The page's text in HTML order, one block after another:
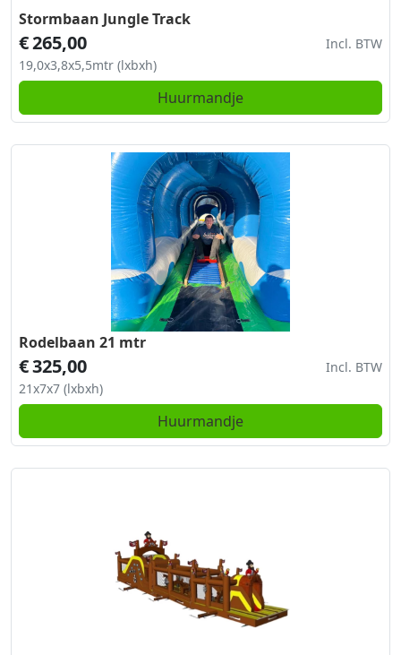
Stormbaan Jungle Track
€265,00
Incl. BTW
19,0x3,8x5,5mtr (lxbxh)
Huurmandje
Rodelbaan 21 mtr
€325,00
Incl. BTW
21x7x7 (lxbxh)
Huurmandje